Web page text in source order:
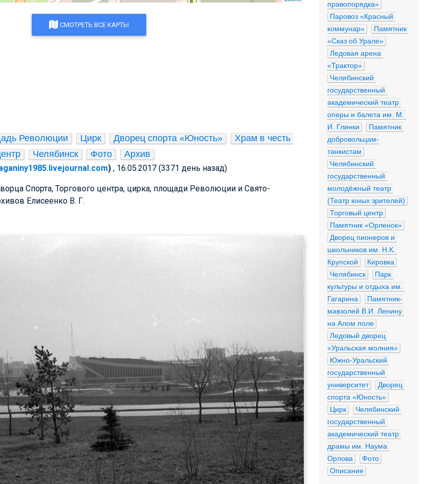
СМОТРЕТЬ ВСЕ КАРТЫ
Революции Цирк Дворец спорта «Юность»
Храм в честь
Челябинск Фото Архив
) , 16.05.2017 (3371 день назад)
Спорта, Торгового центра, цирка, площади Революции и Свято-
Елисеенко В. Г.
правопорядка»
Паровоз «Красный
коммунар»
Памятник
«Сказ об Урале»
Ледовая арена
«Трактор»
Челябинский
государственный
академический театр
оперы и балета им. М.
И. Глинки
Памятник
добровольцам-
танкистам
Челябинский
государственный
молодёжный театр
(Театр юных зрителей)
Торговый центр
Памятник «Орленок»
Дворец пионеров и
школьников им. Н.К.
Крупской
Кировка
Челябинск
Парк
культуры и отдыха им.
Гагарина
Памятник-
мавзолей В.И. Ленину
на Алом поле
Ледовый дворец
«Уральская молния»
Южно-Уральский
государственный
университет
Дворец
спорта «Юность»
Цирк
Челябинский
государственный
академический театр
драмы им. Наума
Орлова
Фото
Описание